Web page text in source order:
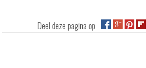
Deel deze pagina op